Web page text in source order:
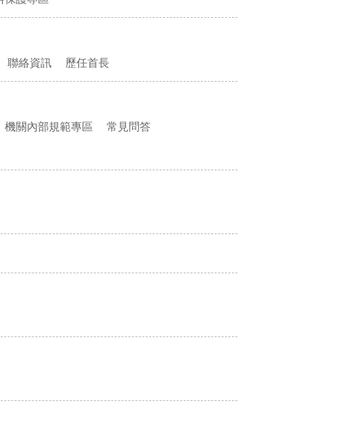
聯絡資訊 歷任首長
機關內部規範專區 常見問答